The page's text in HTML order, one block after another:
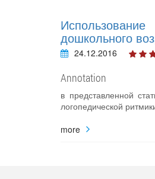
дошкольного
24.12.2016
Annotation
в представленной
логопедической
more